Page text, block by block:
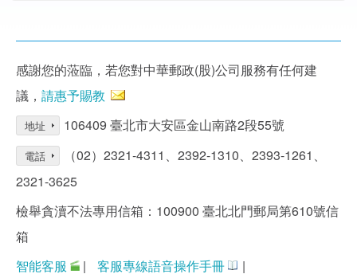
感謝您的蒞臨，若您對中華郵政(股)公司服務有任何建
議， 請惠予賜教
地址 106409 臺北市大安區金山南路2段55號
電話
（02）2321-4311、2392-1310、2393-1261、
2321-3625
檢舉貪瀆不法專用信箱：100900 臺北北門郵局第610號信
箱
智能客服
| 客服專線語音操作手冊 |